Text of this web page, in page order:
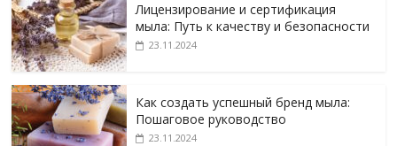
Лицензирование и сертификация
мыла: Путь к качеству и безопасности
23.11.2024
Как создать успешный бренд мыла:
Пошаговое руководство
23.11.2024